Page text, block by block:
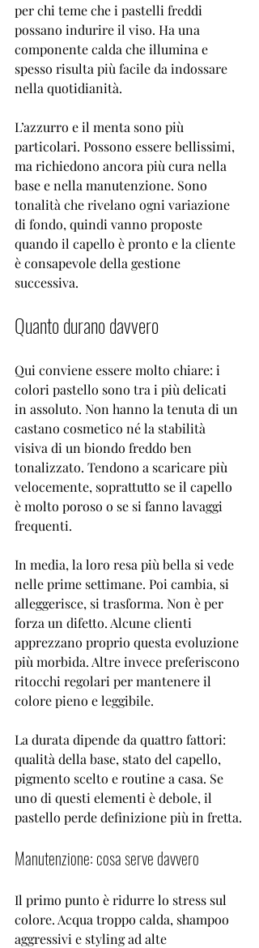
per chi teme che i pastelli freddi
possano indurire il viso. Ha una
componente calda che illumina e
spesso risulta più facile da indossare
nella quotidianità.
L’azzurro e il menta sono più
particolari. Possono essere bellissimi,
ma richiedono ancora più cura nella
base e nella manutenzione. Sono
tonalità che rivelano ogni variazione
di fondo, quindi vanno proposte
quando il capello è pronto e la cliente
è consapevole della gestione
successiva.
Quanto durano davvero
Qui conviene essere molto chiare: i
colori pastello sono tra i più delicati
in assoluto. Non hanno la tenuta di un
castano cosmetico né la stabilità
visiva di un biondo freddo ben
tonalizzato. Tendono a scaricare più
velocemente, soprattutto se il capello
è molto poroso o se si fanno lavaggi
frequenti.
In media, la loro resa più bella si vede
nelle prime settimane. Poi cambia, si
alleggerisce, si trasforma. Non è per
forza un difetto. Alcune clienti
apprezzano proprio questa evoluzione
più morbida. Altre invece preferiscono
ritocchi regolari per mantenere il
colore pieno e leggibile.
La durata dipende da quattro fattori:
qualità della base, stato del capello,
pigmento scelto e routine a casa. Se
uno di questi elementi è debole, il
pastello perde definizione più in fretta.
Manutenzione: cosa serve davvero
Il primo punto è ridurre lo stress sul
colore. Acqua troppo calda, shampoo
aggressivi e styling ad alte